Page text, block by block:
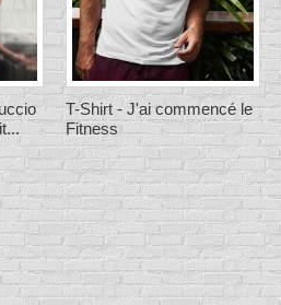
T-Shirt - J'ai commencé le
Fitness